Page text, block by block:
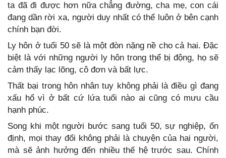
ta đã đi được hơn nữa chẳng đường, cha mẹ, con cái
đang dần rời xa, người duy nhất có thể luôn ở bên cạnh
chính bạn đời.
Ly hôn ở tuổi 50 sẽ là một đòn nặng nề cho cả hai. Đặc
biệt là với những người ly hôn trong thể bị động, họ sẽ
cảm thấy lạc lõng, cô đơn và bất lực.
Thất bại trong hôn nhân tuy không phải là điều gì đang
xấu hổ vì ở bất cứ lứa tuổi nào ai cũng có mưu cầu
hạnh phúc.
Song khi một người bước sang tuổi 50, sự nghiệp, ổn
định, mọi thay đổi không phải là chuyện của hai người,
mà sẽ ảnh hưởng đến nhiều thế hệ trước sau. Chính